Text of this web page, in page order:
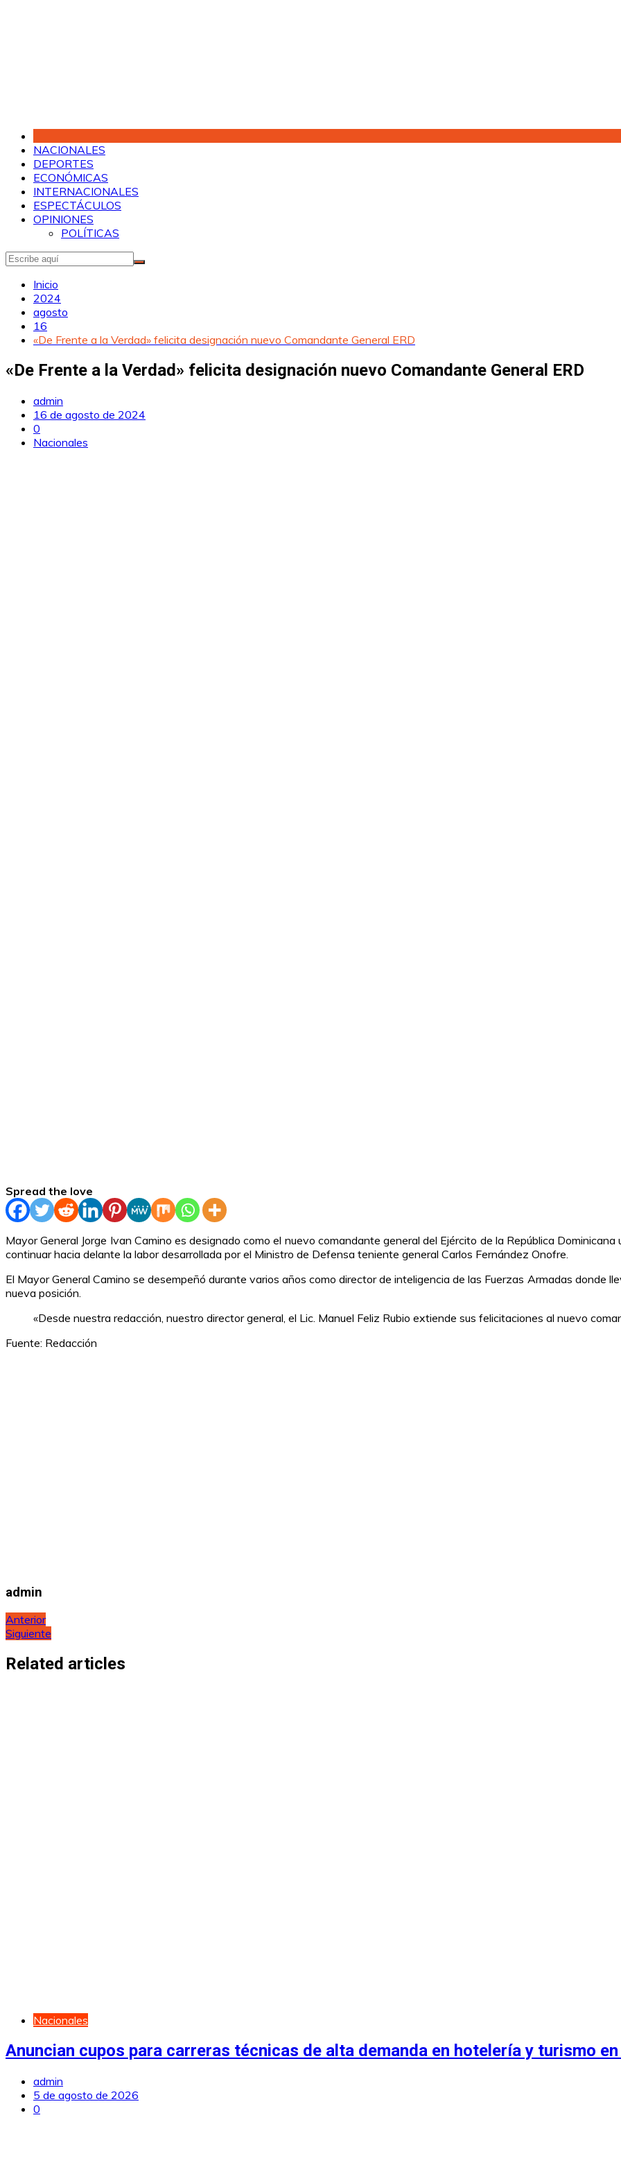
NACIONALES
DEPORTES
ECONÓMICAS
INTERNACIONALES
ESPECTÁCULOS
OPINIONES
POLÍTICAS
Inicio
2024
agosto
16
«De Frente a la Verdad» felicita designación nuevo Comandante General ERD
«De Frente a la Verdad» felicita designación nuevo Comandante General ERD
admin
16 de agosto de 2024
0
Nacionales
Spread the love
Mayor General Jorge Ivan Camino es designado como el nuevo comandante general del Ejército de la República
continuar hacia delante la labor desarrollada por el Ministro de Defensa teniente general Carlos Fernández Onofre.
El Mayor General Camino se desempeñó durante varios años como director de inteligencia de las Fuerzas Armadas donde
nueva posición.
«Desde nuestra redacción, nuestro director general, el Lic. Manuel Feliz Rubio extiende sus felicitaciones al nuevo
Fuente: Redacción
admin
Navegación
de
entradas
Anterior
Siguiente
Related articles
Nacionales
Anuncian cupos para carreras técnicas de alta demanda en hotelería y turismo
admin
5 de agosto de 2026
0